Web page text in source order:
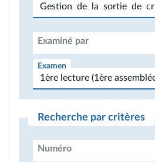
Examiné par
Examen
Recherche par critères
Numéro